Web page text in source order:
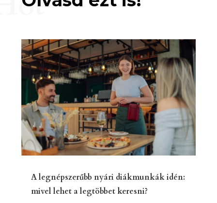
A legnépszerűbb nyári diákmunkák idén:
mivel lehet a legtöbbet keresni?